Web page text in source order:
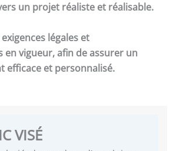
un projet réaliste et réalisable.
légales et
en vigueur, afin de assurer un
efficace et personnalisé.
VISÉ